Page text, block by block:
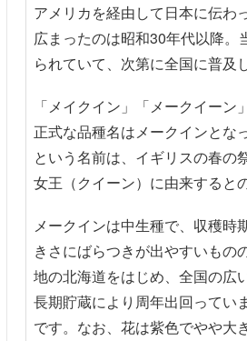
アメリカを経由して日本に伝わ
広まったのは昭和30年代以降
られていて、次第に全国に普及
「メイクイン」「メークイーン
正式な品種名はメークインとな
という名前は、イギリスの春の
女王（クイーン）に由来すると
メークインは中生種で、収穫時
きさにばらつきが出やすいもの
地の北海道をはじめ、全国の広
長期貯蔵により周年出回ってい
です。なお、花は紫色でやや大